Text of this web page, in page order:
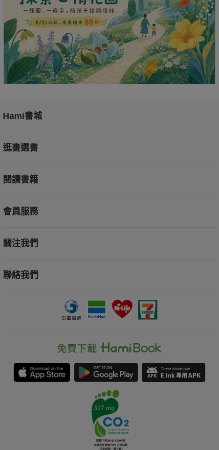
Hami書城
逛書選書
閱讀書籍
會員服務
關注我們
聯絡我們